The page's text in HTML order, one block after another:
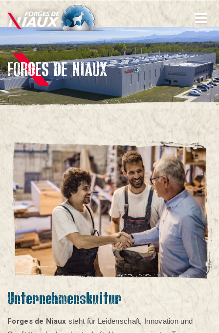
zum
Inhalt
FORGES DE NIAUX
Unternehmenskultur
Forges de Niaux steht für Leidenschaft, Innovation und